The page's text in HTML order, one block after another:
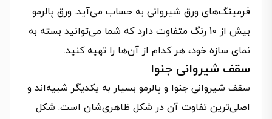
فرمینگ‌های ورق شیروانی به حساب می‌آید. ورق پالرمو
بیش از 10 رنگ متفاوت دارد که شما می‌توانید بسته به
نمای سازه خود، هر کدام از آن‌ها را تهیه کنید.
سقف شیروانی جنوا
سقف شیروانی جنوا و پالرمو بسیار به یکدیگر شبیه‌اند و
اصلی‌ترین تفاوت آن در شکل ظاهری‌شان است. شکل